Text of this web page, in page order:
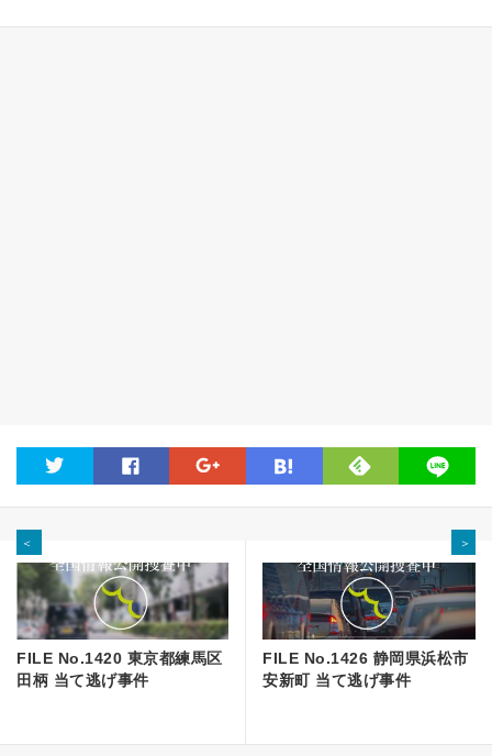
facebook line
＜
FILE No.1420 東京都練馬区
田柄 当て逃げ事件
＞
FILE No.1426 静岡県浜松市
安新町 当て逃げ事件